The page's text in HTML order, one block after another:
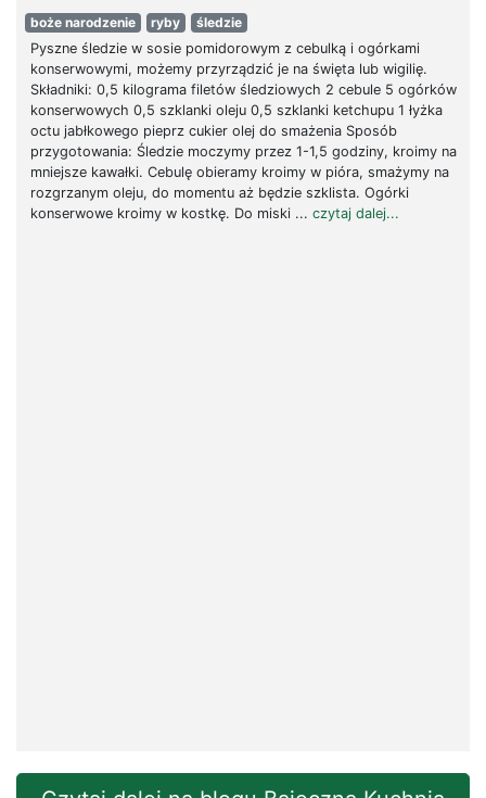
boże narodzenie ryby
śledzie
Pyszne śledzie w sosie pomidorowym z cebulką i ogórkami
konserwowymi, możemy przyrządzić je na święta lub wigilię.
Składniki: 0,5 kilograma filetów śledziowych 2 cebule 5 ogórków
konserwowych 0,5 szklanki oleju 0,5 szklanki ketchupu 1 łyżka
octu jabłkowego pieprz cukier olej do smażenia Sposób
przygotowania: Śledzie moczymy przez 1-1,5 godziny, kroimy na
mniejsze kawałki. Cebulę obieramy kroimy w pióra, smażymy na
rozgrzanym oleju, do momentu aż będzie szklista. Ogórki
konserwowe kroimy w kostkę. Do miski ... czytaj dalej...